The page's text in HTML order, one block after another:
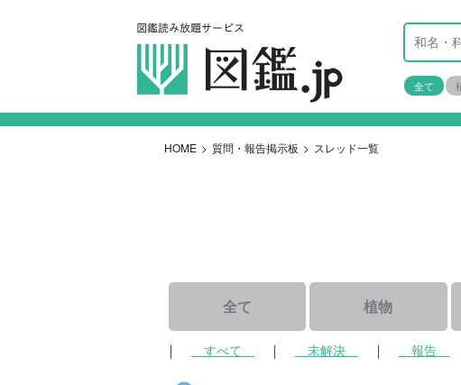
全て
HOME > 質問・報告掲示板 > スレッド一覧
全て 植物
｜ すべて ｜ 未解決 ｜ 報告